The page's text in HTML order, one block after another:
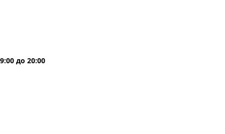
9:00 до 20:00